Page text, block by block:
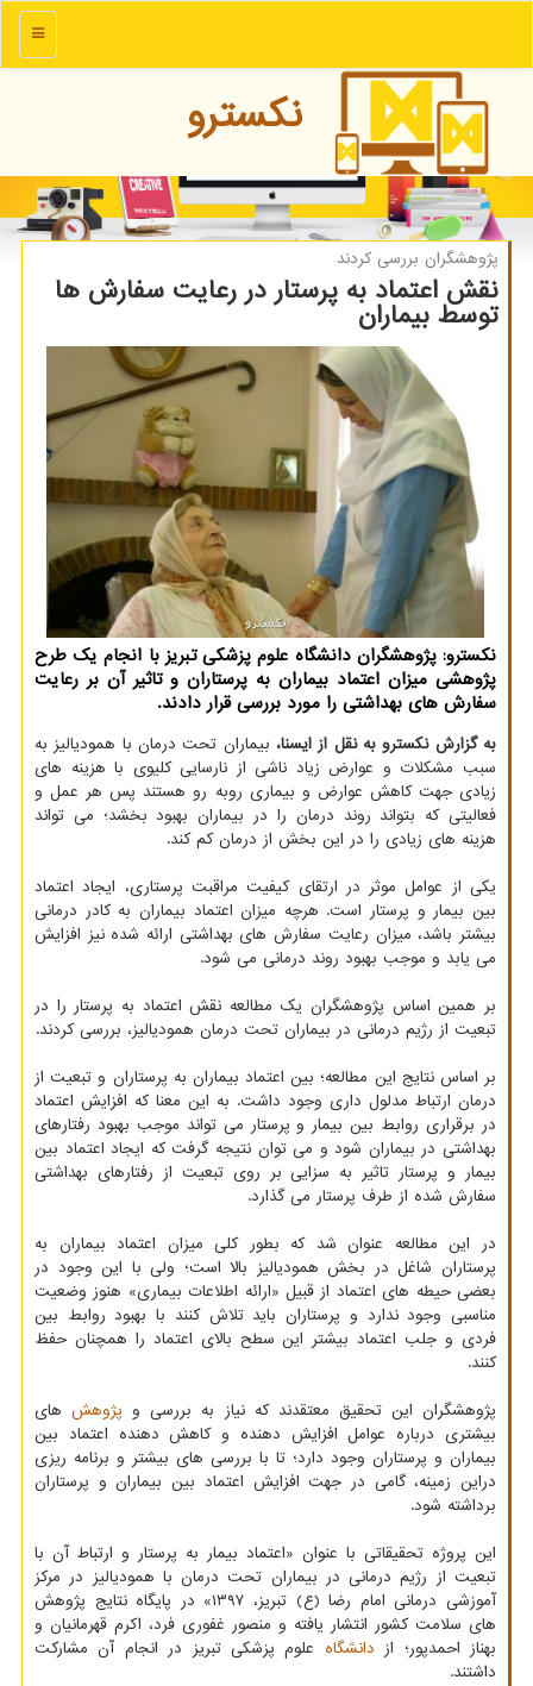
منو
نكسترو
پژوهشگران بررسی كردند
نقش اعتماد به پرستار در رعایت سفارش ها
توسط بیماران
نکسترو: پژوهشگران دانشگاه علوم پزشکی تبریز با انجام یک طرح
پژوهشی میزان اعتماد بیماران به پرستاران و تاثیر آن بر رعایت
سفارش های بهداشتی را مورد بررسی قرار دادند.
به گزارش نکسترو به نقل از ایسنا، بیماران تحت درمان با همودیالیز به
سبب مشکلات و عوارض زیاد ناشی از نارسایی کلیوی با هزینه های
زیادی جهت کاهش عوارض و بیماری روبه رو هستند پس هر عمل و
فعالیتی که بتواند روند درمان را در بیماران بهبود بخشد؛ می تواند
هزینه های زیادی را در این بخش از درمان کم کند.
یکی از عوامل موثر در ارتقای کیفیت مراقبت پرستاری، ایجاد اعتماد
بین بیمار و پرستار است. هرچه میزان اعتماد بیماران به کادر درمانی
بیشتر باشد، میزان رعایت سفارش های بهداشتی ارائه شده نیز افزایش
می یابد و موجب بهبود روند درمانی می شود.
بر همین اساس پژوهشگران یک مطالعه نقش اعتماد به پرستار را در
تبعیت از رژیم درمانی در بیماران تحت درمان همودیالیز، بررسی کردند.
بر اساس نتایج این مطالعه؛ بین اعتماد بیماران به پرستاران و تبعیت از
درمان ارتباط مدلول داری وجود داشت. به این معنا که افزایش اعتماد
در برقراری روابط بین بیمار و پرستار می تواند موجب بهبود رفتارهای
بهداشتی در بیماران شود و می توان نتیجه گرفت که ایجاد اعتماد بین
بیمار و پرستار تاثیر به سزایی بر روی تبعیت از رفتارهای بهداشتی
سفارش شده از طرف پرستار می گذارد.
در این مطالعه عنوان شد که بطور کلی میزان اعتماد بیماران به
پرستاران شاغل در بخش همودیالیز بالا است؛ ولی با این وجود در
بعضی حیطه های اعتماد از قبیل «ارائه اطلاعات بیماری» هنوز وضعیت
مناسبی وجود ندارد و پرستاران باید تلاش کنند با بهبود روابط بین
فردی و جلب اعتماد بیشتر این سطح بالای اعتماد را همچنان حفظ
کنند.
پژوهشگران این تحقیق معتقدند که نیاز به بررسی و پژوهشهای
بیشتری درباره عوامل افزایش دهنده و کاهش دهنده اعتماد بین
بیماران و پرستاران وجود دارد؛ تا با بررسی های بیشتر و برنامه ریزی
دراین زمینه، گامی در جهت افزایش اعتماد بین بیماران و پرستاران
برداشته شود.
این پروژه تحقیقاتی با عنوان «اعتماد بیمار به پرستار و ارتباط آن با
تبعیت از رژیم درمانی در بیماران تحت درمان با همودیالیز در مرکز
آموزشی درمانی امام رضا (ع) تبریز، ۱۳۹۷» در پایگاه نتایج پژوهش
های سلامت کشور انتشار یافته و منصور غفوری فرد، اکرم قهرمانیان و
بهناز احمدپور؛ از دانشگاه علوم پزشکی تبریز در انجام آن مشارکت
داشتند.